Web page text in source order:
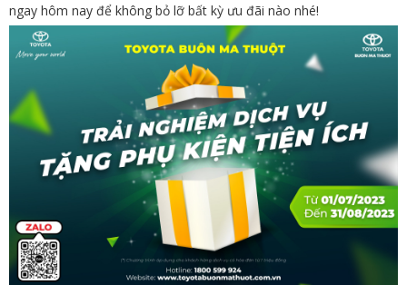
ngay hôm nay để không bỏ lỡ bất kỳ ưu đãi nào nhé!